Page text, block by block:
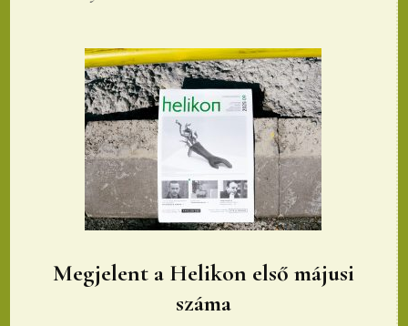
Megjelent a Helikon első májusi
száma